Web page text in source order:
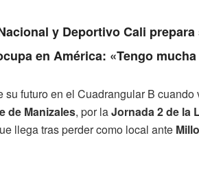
y Deportivo Cali
en América: «Tengo
futuro en el Cuadrangular B cuando
de Manizales, por laJornada 2 de la
llega tras perder como local ante